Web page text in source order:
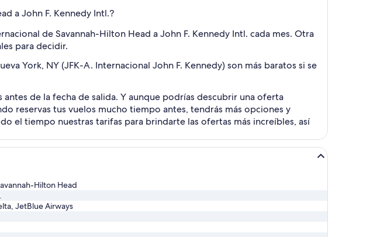
a John F. Kennedy Intl.?
de Savannah-Hilton Head a John F. Kennedy Intl. cada mes. Otra
para decidir.
York, NY (JFK-A. Internacional John F. Kennedy) son más baratos si se
antes de la fecha de salida. Y aunque podrías descubrir una oferta
reservas tus vuelos mucho tiempo antes, tendrás más opciones y
el tiempo nuestras tarifas para brindarte las ofertas más increíbles, así
Hilton Head
JetBlue Airways